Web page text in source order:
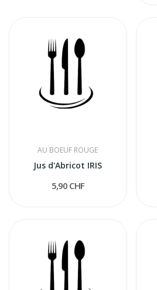
AU BOEUF ROUGE
Jus d'Abricot IRIS
5,90 CHF